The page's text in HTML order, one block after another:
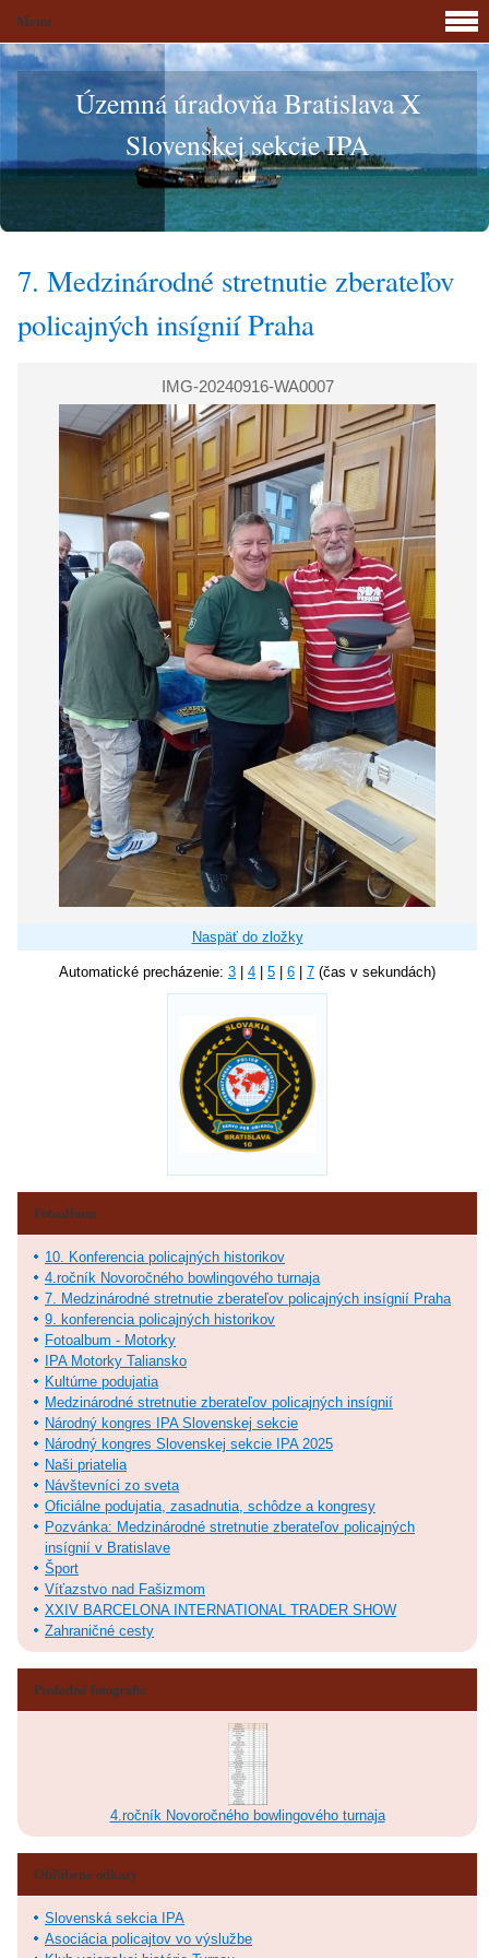
Územná úradovňa Bratislava X
Slovenskej sekcie IPA
7. Medzinárodné stretnutie zberateľov
policajných insígnií Praha
IMG-20240916-WA0007
Naspäť do zložky
Automatické precházenie: 3 4 5 6 7 (čas v sekundách)
Menu
Fotoalbum
10. Konferencia policajných historikov
4.ročník Novoročného bowlingového turnaja
7. Medzinárodné stretnutie zberateľov policajných insígnií Praha
9. konferencia policajných historikov
Fotoalbum - Motorky
IPA Motorky Taliansko
Kultúrne podujatia
Medzinárodné stretnutie zberateľov policajných insígnií
Národný kongres IPA Slovenskej sekcie
Národný kongres Slovenskej sekcie IPA 2025
Naši priatelia
Návštevníci zo sveta
Oficiálne podujatia, zasadnutia, schôdze a kongresy
Pozvánka: Medzinárodné stretnutie zberateľov policajných
insígnií v Bratislave
Šport
Víťazstvo nad Fašizmom
XXIV BARCELONA INTERNATIONAL TRADER SHOW
Zahraničné cesty
Posledné fotografie
4.ročník Novoročného bowlingového turnaja
Obľúbené odkazy
Slovenská sekcia IPA
Asociácia policajtov vo výslužbe